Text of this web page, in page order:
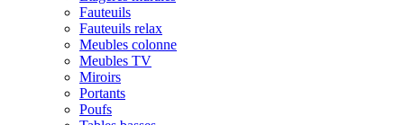
Fauteuils
Fauteuils relax
Meubles colonne
Meubles TV
Miroirs
Portants
Poufs